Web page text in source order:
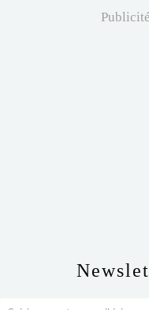
Publicité